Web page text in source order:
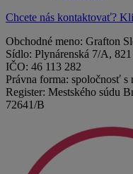
Chcete nás kontaktovať?
Obchodné meno: Grafton
Sídlo: Plynárenská 7/A,
IČO: 46 113 282
Právna forma: spoločnosť s
Register: Mestského súdu
72641/B